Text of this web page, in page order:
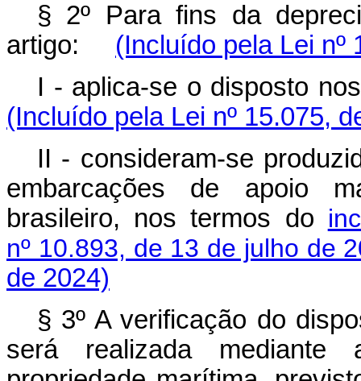
§ 2º Para fins da
artigo: (Incluído pela Lei nº
I - aplica-se o disposto
(Incluído pela Lei nº 15.075,
II - consideram-se
embarcações de apoio
brasileiro, nos termos do
nº 10.893, de 13 de julho de
de 2024)
§ 3º A verificação do
será realizada